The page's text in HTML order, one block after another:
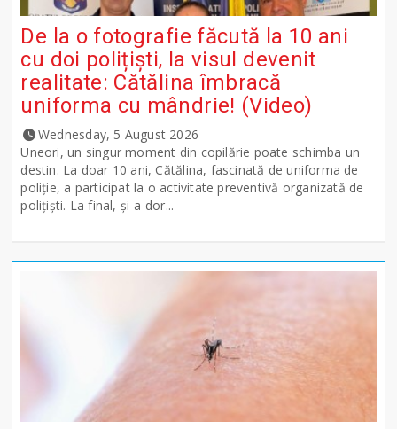
De la o fotografie făcută la 10 ani
cu doi polițiști, la visul devenit
realitate: Cătălina îmbracă
uniforma cu mândrie! (Video)
Wednesday, 5 August 2026
Uneori, un singur moment din copilărie poate schimba un
destin. La doar 10 ani, Cătălina, fascinată de uniforma de
poliție, a participat la o activitate preventivă organizată de
polițiști. La final, și-a dor...